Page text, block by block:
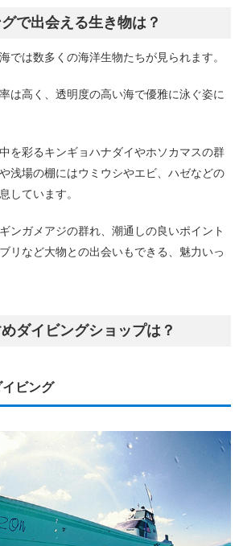
で出会える生き物は？
では数多くの海洋生物たちが見られます。
は高く、透明度の高い海で優雅に泳ぐ姿に
を彩るキンギョハナダイやホソカマスの群
浅場の棚にはウミウシやエビ、ハゼなどの
しています。
ンガメアジの群れ、潮通しの良いポイント
リなど大物との出会いもできる、魅力いっ
ダイビングショップは？
ビング